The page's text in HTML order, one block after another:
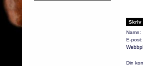
Skriv
Namn:
E-post:
Din